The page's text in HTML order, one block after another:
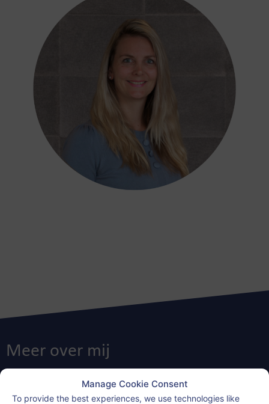
Manage Cookie Consent
To provide the best experiences, we use technologies like
Meer over mij